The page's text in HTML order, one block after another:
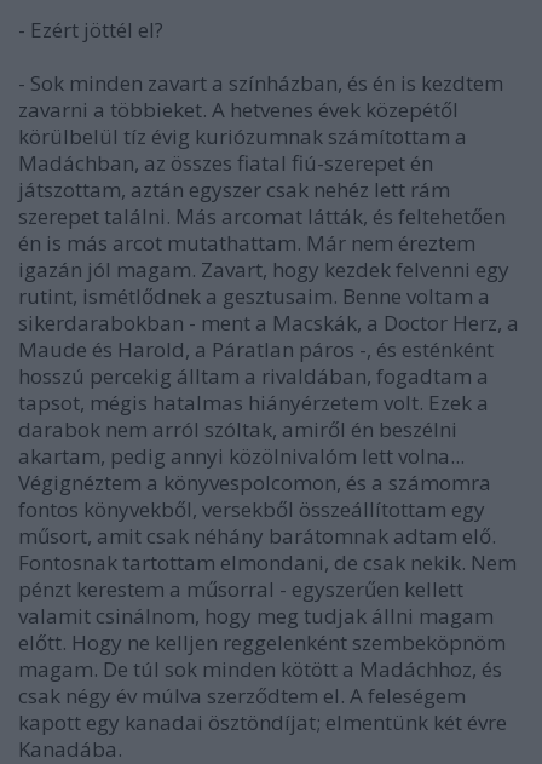
- Ezért jöttél el?
- Sok minden zavart a színházban, és én is kezdtem
zavarni a többieket. A hetvenes évek közepétől
körülbelül tíz évig kuriózumnak számítottam a
Madáchban, az összes fiatal fiú-szerepet én
játszottam, aztán egyszer csak nehéz lett rám
szerepet találni. Más arcomat látták, és feltehetően
én is más arcot mutathattam. Már nem éreztem
igazán jól magam. Zavart, hogy kezdek felvenni egy
rutint, ismétlődnek a gesztusaim. Benne voltam a
sikerdarabokban - ment a Macskák, a Doctor Herz, a
Maude és Harold, a Páratlan páros -, és esténként
hosszú percekig álltam a rivaldában, fogadtam a
tapsot, mégis hatalmas hiányérzetem volt. Ezek a
darabok nem arról szóltak, amiről én beszélni
akartam, pedig annyi közölnivalóm lett volna...
Végignéztem a könyvespolcomon, és a számomra
fontos könyvekből, versekből összeállítottam egy
műsort, amit csak néhány barátomnak adtam elő.
Fontosnak tartottam elmondani, de csak nekik. Nem
pénzt kerestem a műsorral - egyszerűen kellett
valamit csinálnom, hogy meg tudjak állni magam
előtt. Hogy ne kelljen reggelenként szembeköpnöm
magam. De túl sok minden kötött a Madáchhoz, és
csak négy év múlva szerződtem el. A feleségem
kapott egy kanadai ösztöndíjat; elmentünk két évre
Kanadába.